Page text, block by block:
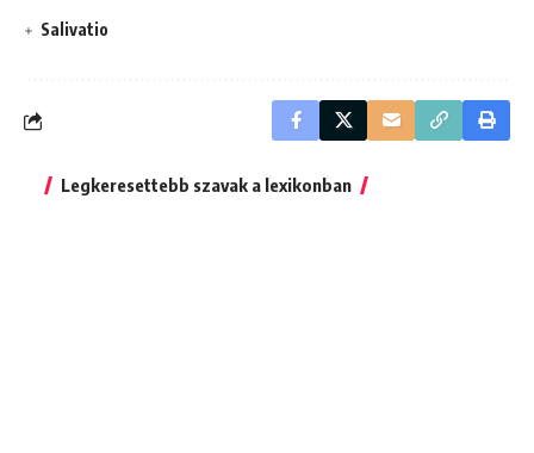
Salivatio
Legkeresettebb szavak a lexikonban